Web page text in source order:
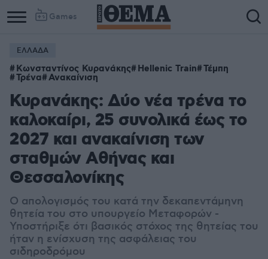
Games
ΕΛΛΑΔΑ
Κωνσταντίνος Κυρανάκης Hellenic Train Τέμπη
Τρένα Ανακαίνιση
Κυρανάκης: Δύο νέα τρένα το
καλοκαίρι, 25 συνολικά έως το
2027 και ανακαίνιση των
σταθμών Αθήνας και
Θεσσαλονίκης
Ο απολογισμός του κατά την δεκαπεντάμηνη
θητεία του στο υπουργείο Μεταφορών -
Υποστήριξε ότι βασικός στόχος της θητείας του
ήταν η ενίσχυση της ασφάλειας του
σιδηροδρόμου